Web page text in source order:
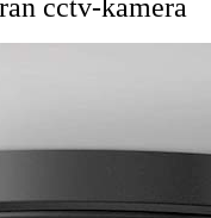
cctv-kamera